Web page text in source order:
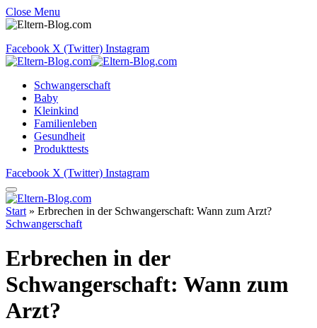
Close Menu
Facebook X (Twitter) Instagram
Schwangerschaft
Baby
Kleinkind
Familienleben
Gesundheit
Produkttests
Facebook X (Twitter) Instagram
Start » Erbrechen in der Schwangerschaft: Wann zum Arzt?
Schwangerschaft
Erbrechen in der
Schwangerschaft: Wann zum
Arzt?